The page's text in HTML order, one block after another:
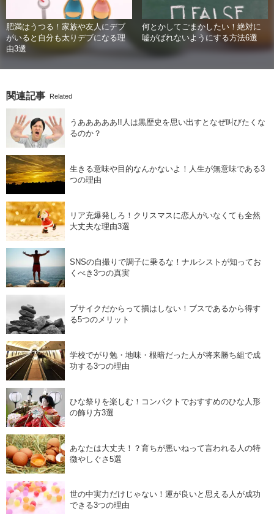
肥満はうつる！家族や友人にデブ
がいると自分も太りデブになる理
由3選
何とかしてごまかしたい！絶対に
嘘がばれないようにする方法6選
関連記事 Related
うあああああ!!人は黒歴史を思い出すとなぜ叫びたくな
るのか？
生きる意味や目的なんかないよ！人生が無意味である3
つの理由
リア充爆発しろ！クリスマスに恋人がいなくても全然
大丈夫な理由3選
SNSの自撮りで調子に乗るな！ナルシストが知ってお
くべき3つの真実
ブサイクだからって損はしない！ブスであるから得す
る5つのメリット
学校でがり勉・地味・根暗だった人が将来勝ち組で成
功する3つの理由
ひな祭りを楽しむ！コンパクトでおすすめのひな人形
の飾り方3選
あなたは大丈夫！？育ちが悪いねって言われる人の特
徴やしぐさ5選
世の中実力だけじゃない！運が良いと思える人が成功
できる3つの理由